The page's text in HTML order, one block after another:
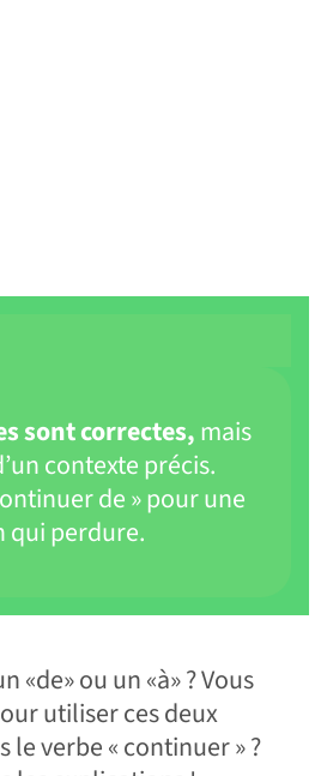
sont correctes,mais
contexte précis.
de » pour une
qui perdure.
«de» ou un «à» ? Vous
utiliser ces deux
verbe « continuer » ?